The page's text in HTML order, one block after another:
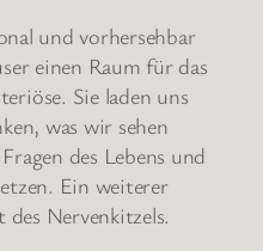
und vorhersehbar
einen Raum für das
Sie laden uns
was wir sehen
des Lebens und
Ein weiterer
Nervenkitzels.